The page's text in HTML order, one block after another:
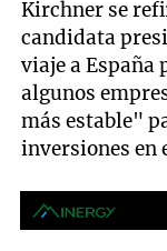
Kirchner se
candidata
viaje a España
algunos
más estable"
inversiones en